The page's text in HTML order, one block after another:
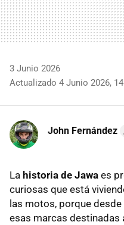
3 Junio 2026
Actualizado 4 Junio 2026,
John Fernández
La historia de Jawa es
curiosas que está
las motos, porque
esas marcas destinadas